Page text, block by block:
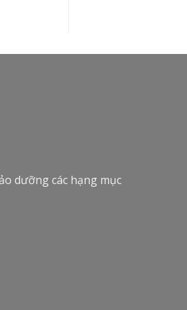
dưỡng các hạng mục